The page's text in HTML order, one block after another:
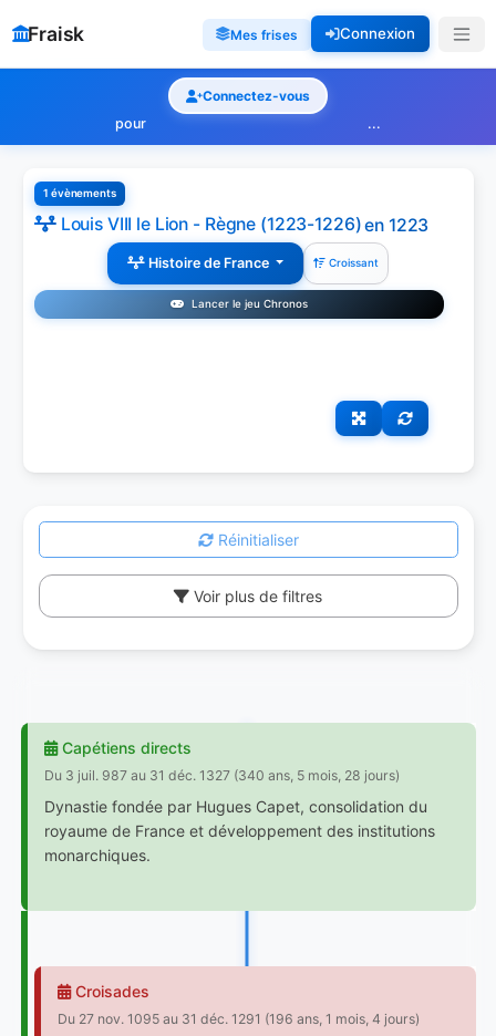
Fraisk Mes frises Connexion
Connectez-vous
pour
...
1 évènements
Louis VIII le Lion - Règne (1223-1226)en 1223
Histoire de France Croissant
Lancer le jeu Chronos
Réinitialiser
Voir plus de filtres
Capétiens directs
Du 3 juil. 987 au 31 déc. 1327 (340 ans, 5 mois, 28 jours)
Dynastie fondée par Hugues Capet, consolidation du
royaume de France et développement des institutions
monarchiques.
Croisades
Du 27 nov. 1095 au 31 déc. 1291 (196 ans, 1 mois, 4 jours)